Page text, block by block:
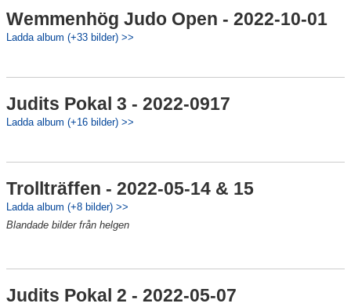
Wemmenhög Judo Open - 2022-10-01
Ladda album (+33 bilder) >>
Judits Pokal 3 - 2022-0917
Ladda album (+16 bilder) >>
Trollträffen - 2022-05-14 & 15
Ladda album (+8 bilder) >>
Blandade bilder från helgen
Judits Pokal 2 - 2022-05-07